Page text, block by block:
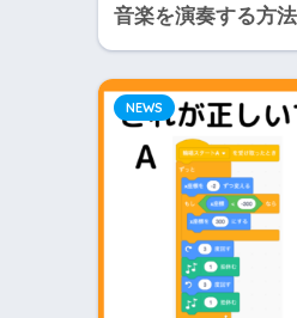
音楽を演奏する方
NEWS